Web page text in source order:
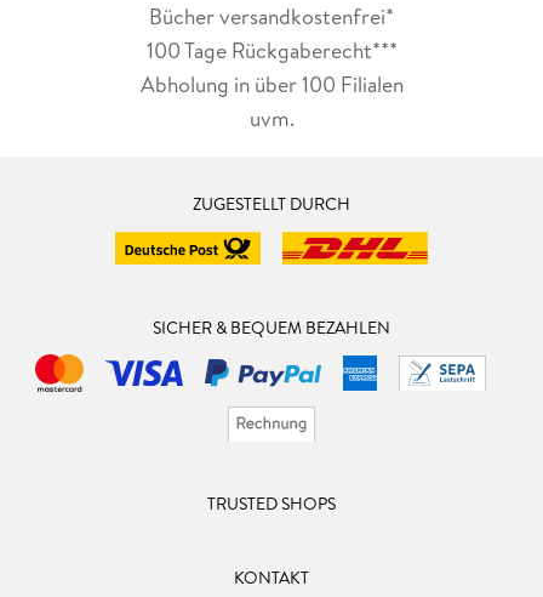
Bücher versandkostenfrei*
100 Tage Rückgaberecht***
Abholung in über 100 Filialen
uvm.
ZUGESTELLT DURCH
SICHER & BEQUEM BEZAHLEN
TRUSTED SHOPS
KONTAKT